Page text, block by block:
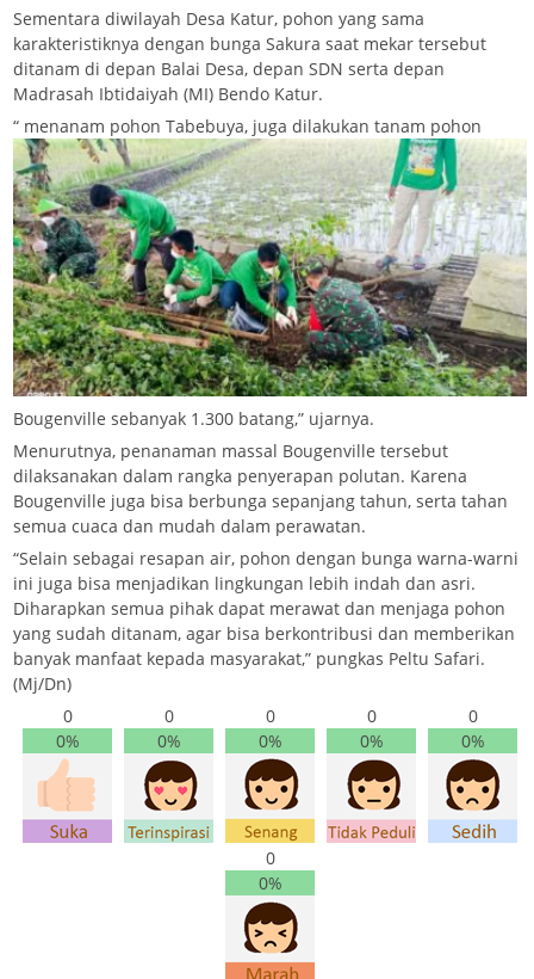
Sementara diwilayah Desa Katur, pohon yang sama
karakteristiknya dengan bunga Sakura saat mekar tersebut
ditanam di depan Balai Desa, depan SDN serta depan
Madrasah Ibtidaiyah (MI) Bendo Katur.
“ menanam pohon Tabebuya, juga dilakukan tanam pohon
Bougenville sebanyak 1.300 batang,” ujarnya.
Menurutnya, penanaman massal Bougenville tersebut
dilaksanakan dalam rangka penyerapan polutan. Karena
Bougenville juga bisa berbunga sepanjang tahun, serta tahan
semua cuaca dan mudah dalam perawatan.
“Selain sebagai resapan air, pohon dengan bunga warna-warni
ini juga bisa menjadikan lingkungan lebih indah dan asri.
Diharapkan semua pihak dapat merawat dan menjaga pohon
yang sudah ditanam, agar bisa berkontribusi dan memberikan
banyak manfaat kepada masyarakat,” pungkas Peltu Safari.
(Mj/Dn)
0
0%
0
0%
0
0%
0
0%
0
0%
0
0%